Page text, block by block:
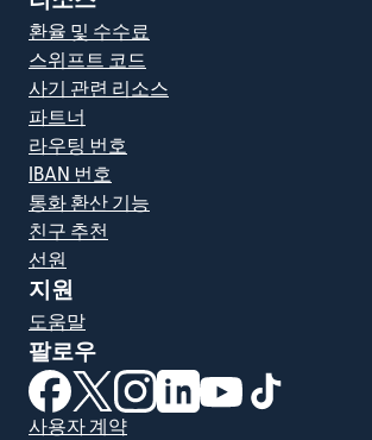
환율 및 수수료
스위프트 코드
사기 관련 리소스
파트너
라우팅 번호
IBAN 번호
통화 환산 기능
친구 추천
선원
지원
도움말
팔로우
(새 창에서 열림)
(새 창에서 열림)
(새 창에서 열림)
(새 창에서 열림)
(새 창에서 열림)
사용자 계약